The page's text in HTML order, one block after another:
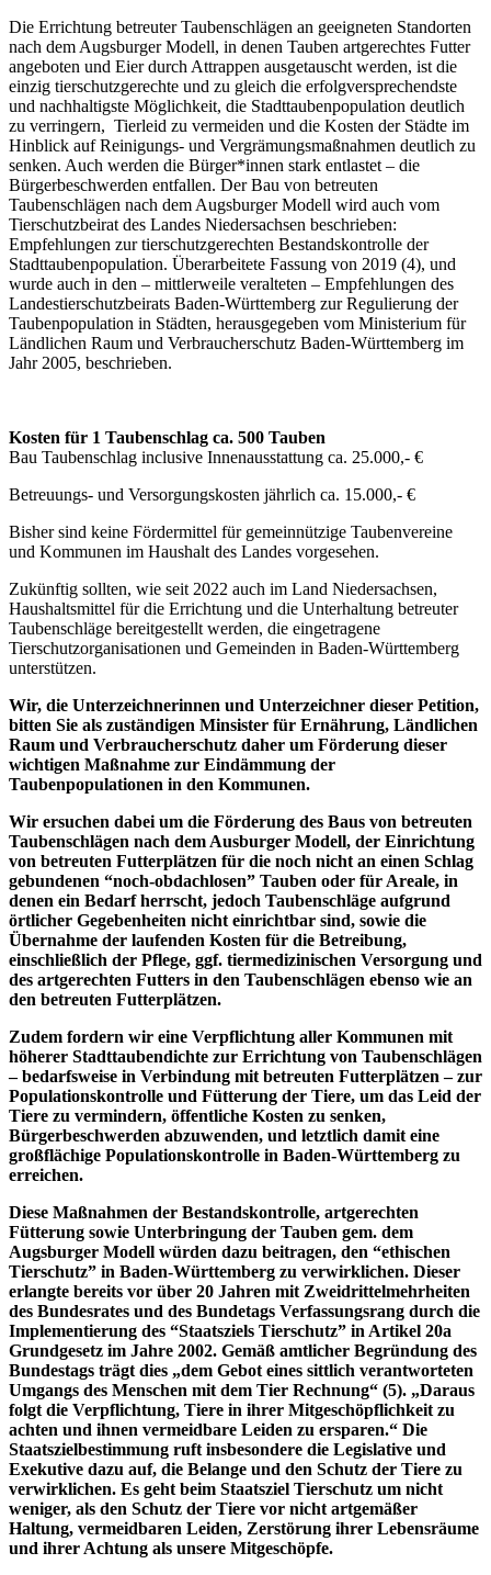
Die Errichtung betreuter Taubenschlägen an geeigneten Standorten
nach dem Augsburger Modell, in denen Tauben artgerechtes Futter
angeboten und Eier durch Attrappen ausgetauscht werden, ist die
einzig tierschutzgerechte und zu gleich die erfolgversprechendste
und nachhaltigste Möglichkeit, die Stadttaubenpopulation deutlich
zu verringern, Tierleid zu vermeiden und die Kosten der Städte im
Hinblick auf Reinigungs- und Vergrämungsmaßnahmen deutlich zu
senken. Auch werden die Bürger*innen stark entlastet – die
Bürgerbeschwerden entfallen. Der Bau von betreuten
Taubenschlägen nach dem Augsburger Modell wird auch vom
Tierschutzbeirat des Landes Niedersachsen beschrieben:
Empfehlungen zur tierschutzgerechten Bestandskontrolle der
Stadttaubenpopulation. Überarbeitete Fassung von 2019 (4), und
wurde auch in den – mittlerweile veralteten – Empfehlungen des
Landestierschutzbeirats Baden-Württemberg zur Regulierung der
Taubenpopulation in Städten, herausgegeben vom Ministerium für
Ländlichen Raum und Verbraucherschutz Baden-Württemberg im
Jahr 2005, beschrieben.
Kosten für 1 Taubenschlag ca. 500 Tauben
Bau Taubenschlag inclusive Innenausstattung ca. 25.000,- €
Betreuungs- und Versorgungskosten jährlich ca. 15.000,- €
Bisher sind keine Fördermittel für gemeinnützige Taubenvereine
und Kommunen im Haushalt des Landes vorgesehen.
Zukünftig sollten, wie seit 2022 auch im Land Niedersachsen,
Haushaltsmittel für die Errichtung und die Unterhaltung betreuter
Taubenschläge bereitgestellt werden, die eingetragene
Tierschutzorganisationen und Gemeinden in Baden-Württemberg
unterstützen.
Wir, die Unterzeichnerinnen und Unterzeichner dieser Petition,
bitten Sie als zuständigen Minsister für Ernährung, Ländlichen
Raum und Verbraucherschutz daher um Förderung dieser
wichtigen Maßnahme zur Eindämmung der
Taubenpopulationen in den Kommunen.
Wir ersuchen dabei um die Förderung des Baus von betreuten
Taubenschlägen nach dem Ausburger Modell, der Einrichtung
von betreuten Futterplätzen für die noch nicht an einen Schlag
gebundenen “noch-obdachlosen” Tauben oder für Areale, in
denen ein Bedarf herrscht, jedoch Taubenschläge aufgrund
örtlicher Gegebenheiten nicht einrichtbar sind, sowie die
Übernahme der laufenden Kosten für die Betreibung,
einschließlich der Pflege, ggf. tiermedizinischen Versorgung und
des artgerechten Futters in den Taubenschlägen ebenso wie an
den betreuten Futterplätzen.
Zudem fordern wir eine Verpflichtung aller Kommunen mit
höherer Stadttaubendichte zur Errichtung von Taubenschlägen
– bedarfsweise in Verbindung mit betreuten Futterplätzen – zur
Populationskontrolle und Fütterung der Tiere, um das Leid der
Tiere zu vermindern, öffentliche Kosten zu senken,
Bürgerbeschwerden abzuwenden, und letztlich damit eine
großflächige Populationskontrolle in Baden-Württemberg zu
erreichen.
Diese Maßnahmen der Bestandskontrolle, artgerechten
Fütterung sowie Unterbringung der Tauben gem. dem
Augsburger Modell würden dazu beitragen, den “ethischen
Tierschutz” in Baden-Württemberg zu verwirklichen. Dieser
erlangte bereits vor über 20 Jahren mit Zweidrittelmehrheiten
des Bundesrates und des Bundetags Verfassungsrang durch die
Implementierung des “Staatsziels Tierschutz” in Artikel 20a
Grundgesetz im Jahre 2002. Gemäß amtlicher Begründung des
Bundestags trägt dies „dem Gebot eines sittlich verantworteten
Umgangs des Menschen mit dem Tier Rechnung“ (5). „Daraus
folgt die Verpflichtung, Tiere in ihrer Mitgeschöpflichkeit zu
achten und ihnen vermeidbare Leiden zu ersparen.“ Die
Staatszielbestimmung ruft insbesondere die Legislative und
Exekutive dazu auf, die Belange und den Schutz der Tiere zu
verwirklichen. Es geht beim Staatsziel Tierschutz um nicht
weniger, als den Schutz der Tiere vor nicht artgemäßer
Haltung, vermeidbaren Leiden, Zerstörung ihrer Lebensräume
und ihrer Achtung als unsere Mitgeschöpfe.